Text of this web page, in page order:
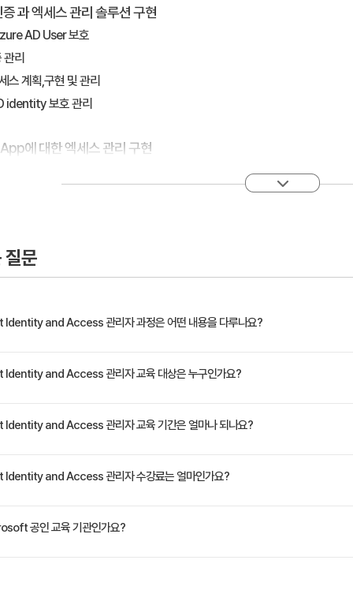
과 엑세스 관리 솔루션 구현
AD User 보호
리
스 계획,구현 및 관리
identity 보호 관리
에 대한 엑세스 관리 구현
sing on)를 위한 엔터프라이즈 App 통합 구현 및 모니터링
governancy 전략 계획 과 구현
계획 및 구현
문
and Access 관리자 과정은 어떤 내용을 다루나요?
IT 관리자 에게 Microsoft Azure AD 및 연결된 ID 기술을 기반으로 ID 관리 솔루션을
and Access 관리자 교육 대상은 누구인가요?
300 시험을 준비를 위한분
and Access 관리자 교육 기간은 얼마나 되나요?
교육 페이지에서 확인하실 수 있습니다.
and Access 관리자 수강료는 얼마인가요?
별도)입니다. 고용보험 환급 및 기업 할인 혜택이 적용될 수 있으니 자세한 내용은 트레이
공인 교육 기관인가요?